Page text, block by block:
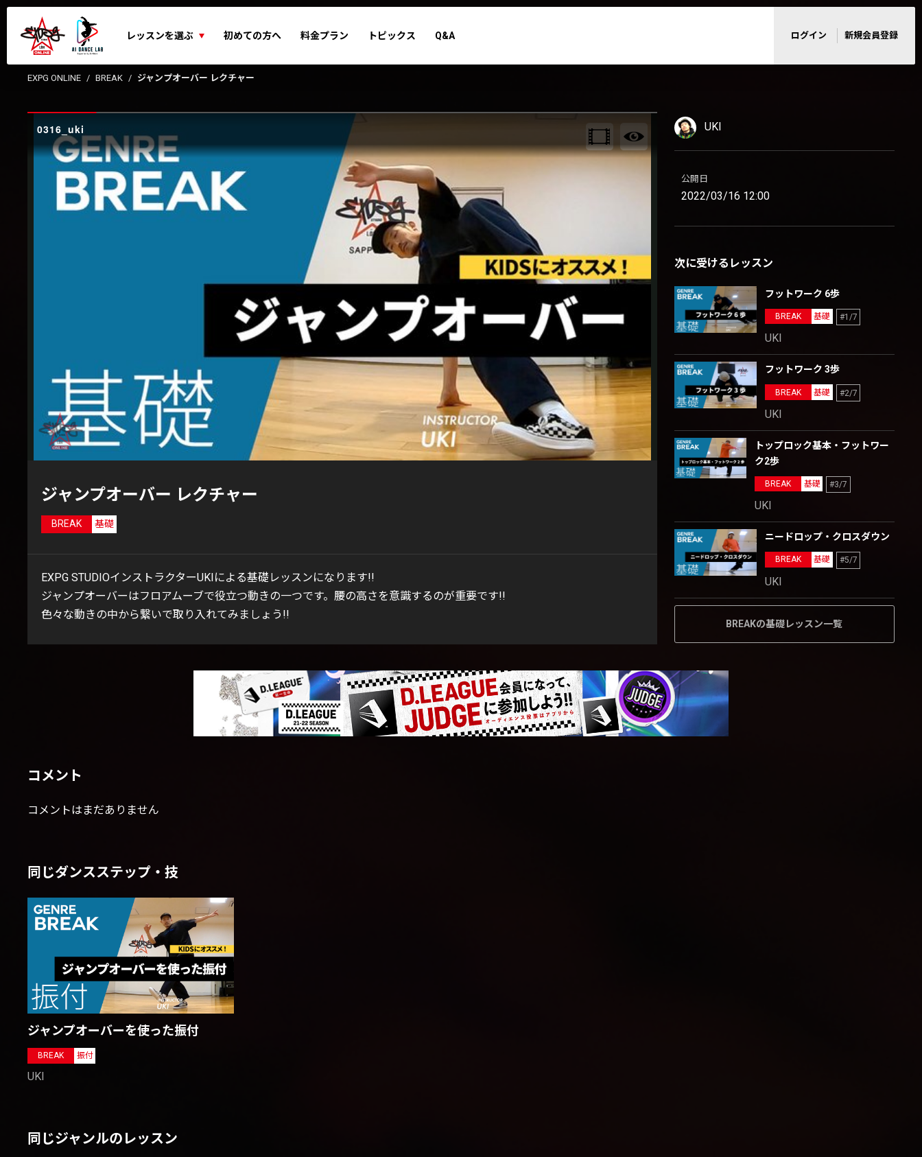
レッスンを選ぶ 初めての方へ 料金プラン トピックス Q&A ログイン 新規会員登録
EXPG ONLINE BREAK ジャンプオーバー レクチャー
0316_uki
ジャンプオーバー レクチャー
BREAK 基礎
EXPG STUDIOインストラクターUKIによる基礎レッスンになります!!
ジャンプオーバーはフロアムーブで役立つ動きの一つです。腰の高さを意識するのが重要です!!
色々な動きの中から繋いで取り入れてみましょう!!
UKI
公開日
2022/03/16 12:00
次に受けるレッスン
フットワーク 6歩
BREAK 基礎 #1/7
UKI
フットワーク 3歩
BREAK 基礎 #2/7
UKI
トップロック基本・フットワー
ク2歩
BREAK 基礎 #3/7
UKI
ニードロップ・クロスダウン
BREAK 基礎 #5/7
UKI
BREAKの基礎レッスン一覧
コメント
コメントはまだありません
同じダンスステップ・技
ジャンプオーバーを使った振付
BREAK 振付
UKI
同じジャンルのレッスン